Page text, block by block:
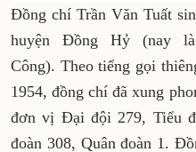
Đồng chí Trần Văn Tuất
huyện Đồng Hỷ (nay
Công). Theo tiếng gọi
1954, đồng chí đã xung
đơn vị Đại đội 279, Tiểu
đoàn 308, Quân đoàn 1.